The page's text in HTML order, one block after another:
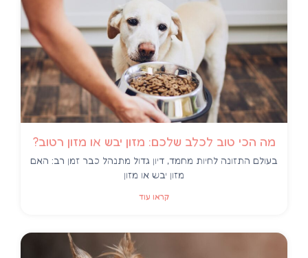
מה הכי טוב לכלב שלכם: מזון יבש או מזון רטוב?
בעולם התזונה לחיות מחמד, דיון גדול מתנהל כבר זמן רב: האם
מזון יבש או מזון
קראו עוד